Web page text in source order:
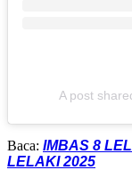
A post
Baca: IMBAS 8
LELAKI 2025